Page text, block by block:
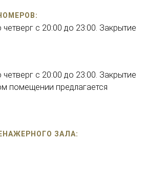
с 20:00 до 23:00. Закрытие
с 20:00 до 23:00. Закрытие
помещении предлагается
ЗАЛА: